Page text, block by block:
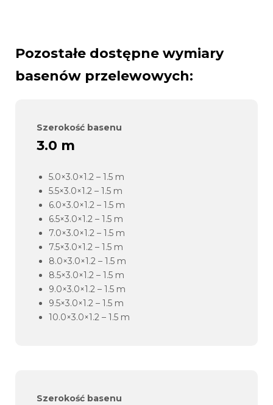
Pozostałe dostępne wymiary
basenów przelewowych:
Szerokość basenu
3.0 m
5.0×3.0×1.2 – 1.5 m
5.5×3.0×1.2 – 1.5 m
6.0×3.0×1.2 – 1.5 m
6.5×3.0×1.2 – 1.5 m
7.0×3.0×1.2 – 1.5 m
7.5×3.0×1.2 – 1.5 m
8.0×3.0×1.2 – 1.5 m
8.5×3.0×1.2 – 1.5 m
9.0×3.0×1.2 – 1.5 m
9.5×3.0×1.2 – 1.5 m
10.0×3.0×1.2 – 1.5 m
Szerokość basenu